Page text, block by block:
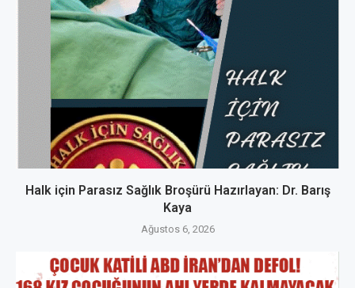
Halk için Parasız Sağlık Broşürü Hazırlayan: Dr. Barış
Kaya
Ağustos 6, 2026